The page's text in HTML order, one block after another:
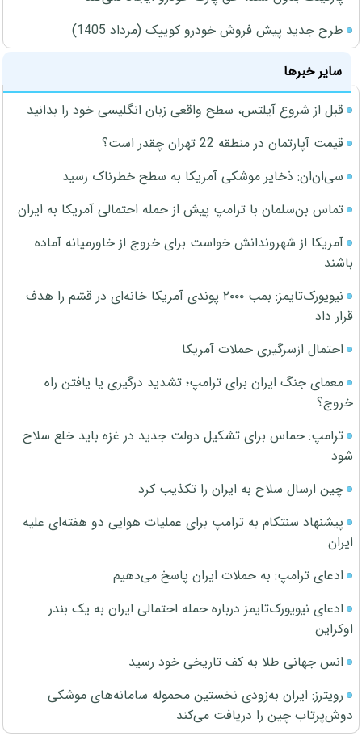
طرح جدید پیش فروش خودرو کوییک (مرداد 1405)
سایر خبرها
قبل از شروع آیلتس، سطح واقعی زبان انگلیسی خود را بدانید
قیمت آپارتمان در منطقه 22 تهران چقدر است؟
سی‌ان‌ان: ذخایر موشکی آمریکا به سطح خطرناک رسید
تماس بن‌سلمان با ترامپ پیش از حمله احتمالی آمریکا به ایران
آمریکا از شهروندانش خواست برای خروج از خاورمیانه آماده
باشند
نیویورک‌تایمز: بمب ۲۰۰۰ پوندی آمریکا خانه‌ای در قشم را هدف
قرار داد
احتمال ازسرگیری حملات آمریکا
معمای جنگ ایران برای ترامپ؛ تشدید درگیری یا یافتن راه
خروج؟
ترامپ: حماس برای تشکیل دولت جدید در غزه باید خلع سلاح
شود
چین ارسال سلاح به ایران را تکذیب کرد
پیشنهاد سنتکام به ترامپ برای عملیات هوایی دو هفته‌ای علیه
ایران
ادعای ترامپ: به حملات ایران پاسخ می‌دهیم
ادعای نیویورک‌تایمز درباره حمله احتمالی ایران به یک بندر
اوکراین
انس جهانی طلا به کف تاریخی خود رسید
رویترز: ایران به‌زودی نخستین محموله سامانه‌های موشکی
دوش‌پرتاب چین را دریافت می‌کند